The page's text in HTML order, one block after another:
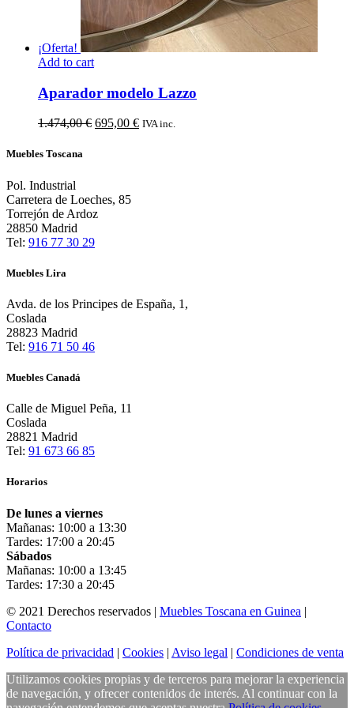
¡Oferta!
Add to cart
Aparador modelo Lazzo
1.474,00€ El
695,00 €ElIVA inc.
Muebles Toscana
Pol. Industrial
Carretera de Loeches, 85
Torrejón de Ardoz
28850 Madrid
Tel: 916 77 30 29
Muebles Lira
Avda. de los Principes de España, 1,
Coslada
28823 Madrid
Tel: 916 71 50 46
Muebles Canadá
Calle de Miguel Peña, 11
Coslada
28821 Madrid
Tel: 91 673 66 85
Horarios
De lunes a viernes
Mañanas: 10:00 a 13:30
Tardes: 17:00 a 20:45
Sábados
Mañanas: 10:00 a 13:45
Tardes: 17:30 a 20:45
© 2021 Derechos reservados | Muebles Toscana en Guinea |
Contacto
Política de privacidad | Cookies | Aviso legal | Condiciones de venta
Utilizamos cookies propias y de terceros para mejorar la experiencia
de navegación, y ofrecer contenidos de interés. Al continuar con la